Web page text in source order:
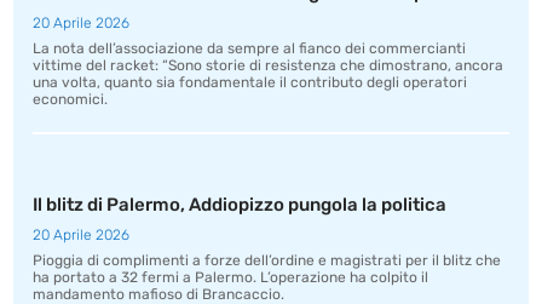
20 Aprile 2026
La nota dell’associazione da sempre al fianco dei commercianti
vittime del racket: “Sono storie di resistenza che dimostrano, ancora
una volta, quanto sia fondamentale il contributo degli operatori
economici.
Il blitz di Palermo, Addiopizzo pungola la politica
20 Aprile 2026
Pioggia di complimenti a forze dell’ordine e magistrati per il blitz che
ha portato a 32 fermi a Palermo. L’operazione ha colpito il
mandamento mafioso di Brancaccio.